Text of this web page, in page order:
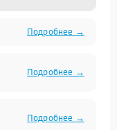
Подробнее →
Подробнее →
Подробнее →